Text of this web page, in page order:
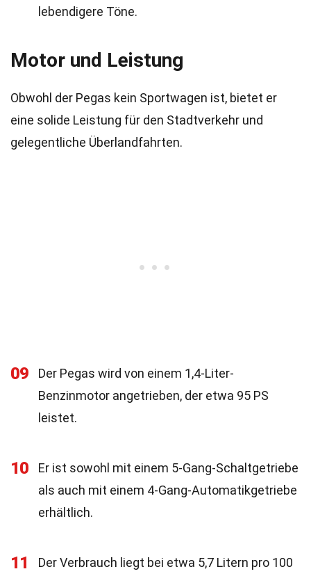
lebendigere Töne.
Motor und Leistung
Obwohl der Pegas kein Sportwagen ist, bietet er
eine solide Leistung für den Stadtverkehr und
gelegentliche Überlandfahrten.
09
Der Pegas wird von einem 1,4-Liter-
Benzinmotor angetrieben, der etwa 95 PS
leistet.
10
Er ist sowohl mit einem 5-Gang-Schaltgetriebe
als auch mit einem 4-Gang-Automatikgetriebe
erhältlich.
11
Der Verbrauch liegt bei etwa 5,7 Litern pro 100